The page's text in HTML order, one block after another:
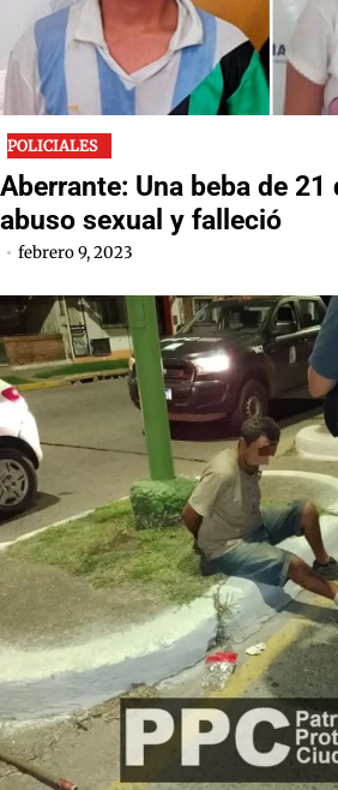
POLICIALES
Aberrante: Una beba de
abuso sexual y falleció
febrero 9, 2023